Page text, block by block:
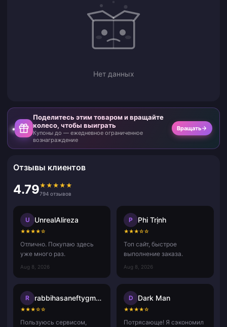
Нет данных
Поделитесь этим товаром и вращайте
колесо, чтобы выиграть
Купоны до — ежедневное ограниченное
вознаграждение
Вращать
Отзывы клиентов
4.79★ ★ ★ ★ ★
794 отзывов
U UnrealAlireza
★★★★☆
Отлично. Покупаю здесь
уже много раз.
Aug 8, 2026
P Phi Trịnh
★★★☆☆
Топ сайт, быстрое
выполнение заказа.
Aug 8, 2026
R rabbihasaneftygmail.com
★★★☆☆
Пользуюсь сервисом,
D Dark Man
★★★★☆
Потрясающе! Я сэкономил